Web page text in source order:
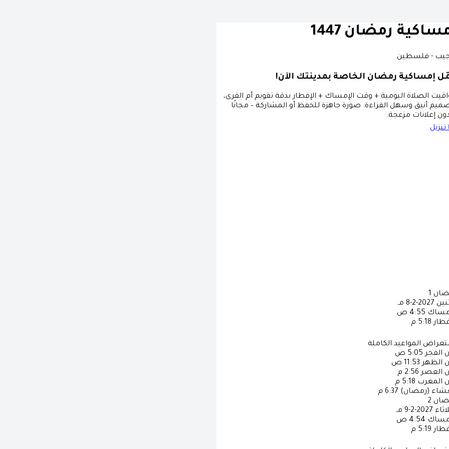
رمضان 1447
- فلسطين
إمساكية رمضان الخاصة بمدينتك الآن!
الصلاة اليومية + وقت الإمساك + الإفطار بدقة تقويم أم القرى،
أنيق وسهل القراءة. صورة جاهزة للحفظ أو المشاركة – مجانًا
إعلانات مزعجة.
1
2027-2-8 مـ
4:55 ص
5:18 م
المواعيد الكاملة
الفجر 5:05 ص
الظهر 11:53 ص
العصر 2:56 م
المغرب 5:18 م
(رمضان) 6:37 م
2
2027-2-9 مـ
4:54 ص
5:19 م